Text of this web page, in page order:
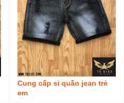
Cung cấp sỉ quần jean trẻ
em